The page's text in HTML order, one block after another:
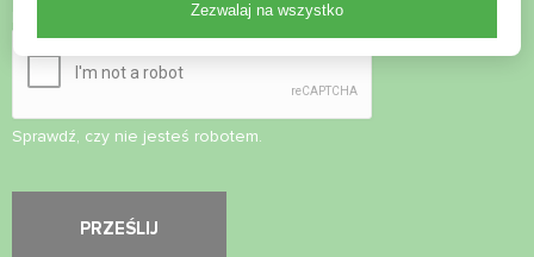
Kontrola bezpieczeństwa*
Sprawdź, czy nie jesteś robotem.
Zezwalaj na wszystko